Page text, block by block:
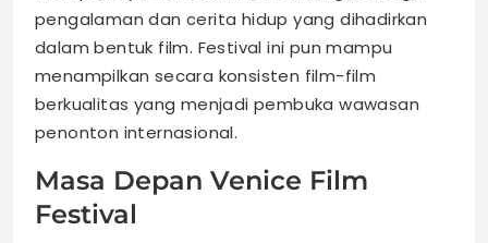
pengalaman dan cerita hidup yang dihadirkan
dalam bentuk film. Festival ini pun mampu
menampilkan secara konsisten film-film
berkualitas yang menjadi pembuka wawasan
penonton internasional.
Masa Depan Venice Film
Festival